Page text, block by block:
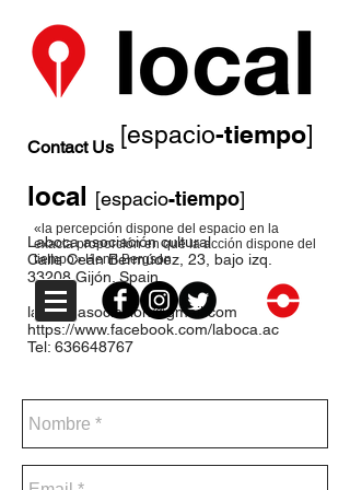
[espacio-tiempo]
«la percepción dispone del espacio en la
exacta proporción en que la acción dispone del
tiempo» Henri Bergson
Contact Us
local [espacio-tiempo]
Laboca asociación cultural
Calle Ceán Bermúdez, 23, bajo izq.
33208 Gijón. Spain
laboca.asociacion@gmail.com
https://www.facebook.com/laboca.ac
Tel: 636648767